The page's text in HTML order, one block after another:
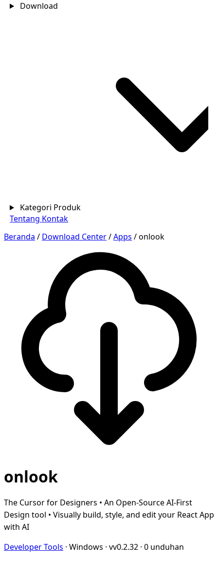
Download
Kategori Produk
Tentang Kontak
Beranda / Download Center/Apps /onlook
onlook
The Cursor for Designers • An Open-Source AI-First
Design tool • Visually build, style, and edit your React App
with AI
Developer Tools · Windows · vv0.2.32 · 0 unduhan